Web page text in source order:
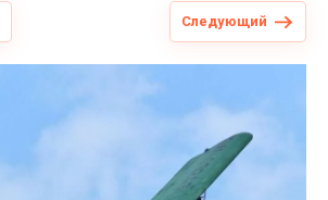
Следующий